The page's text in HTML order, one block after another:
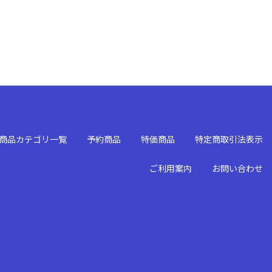
商品カテゴリ一覧 予約商品 特価商品 特定商取引法表示
ご利用案内 お問い合わせ